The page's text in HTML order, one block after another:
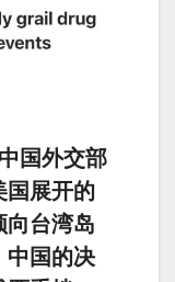
国外交部
国展开的
向台湾岛
中国的决